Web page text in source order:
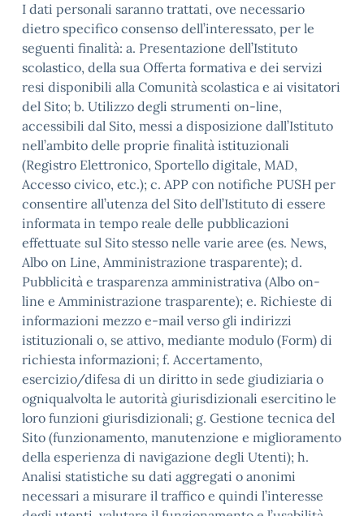
I dati personali saranno trattati, ove necessario
dietro specifico consenso dell’interessato, per le
seguenti finalità: a. Presentazione dell’Istituto
scolastico, della sua Offerta formativa e dei servizi
resi disponibili alla Comunità scolastica e ai visitatori
del Sito; b. Utilizzo degli strumenti on-line,
accessibili dal Sito, messi a disposizione dall’Istituto
nell’ambito delle proprie finalità istituzionali
(Registro Elettronico, Sportello digitale, MAD,
Accesso civico, etc.); c. APP con notifiche PUSH per
consentire all’utenza del Sito dell’Istituto di essere
informata in tempo reale delle pubblicazioni
effettuate sul Sito stesso nelle varie aree (es. News,
Albo on Line, Amministrazione trasparente); d.
Pubblicità e trasparenza amministrativa (Albo on-
line e Amministrazione trasparente); e. Richieste di
informazioni mezzo e-mail verso gli indirizzi
istituzionali o, se attivo, mediante modulo (Form) di
richiesta informazioni; f. Accertamento,
esercizio/difesa di un diritto in sede giudiziaria o
ogniqualvolta le autorità giurisdizionali esercitino le
loro funzioni giurisdizionali; g. Gestione tecnica del
Sito (funzionamento, manutenzione e miglioramento
della esperienza di navigazione degli Utenti); h.
Analisi statistiche su dati aggregati o anonimi
necessari a misurare il traffico e quindi l’interesse